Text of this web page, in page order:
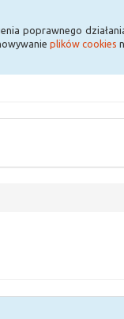
poprawnego
plików cookies